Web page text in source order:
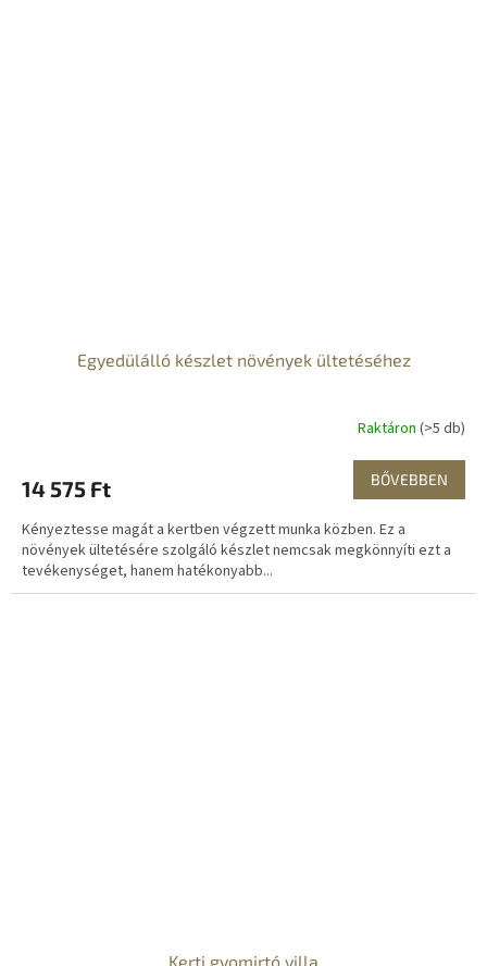
Egyedülálló készlet növények ültetéséhez
Raktáron (>5 db)
14 575 Ft BŐVEBBEN
Kényeztesse magát a kertben végzett munka közben. Ez a
növények ültetésére szolgáló készlet nemcsak megkönnyíti ezt a
tevékenységet, hanem hatékonyabb...
Kerti gyomirtó villa